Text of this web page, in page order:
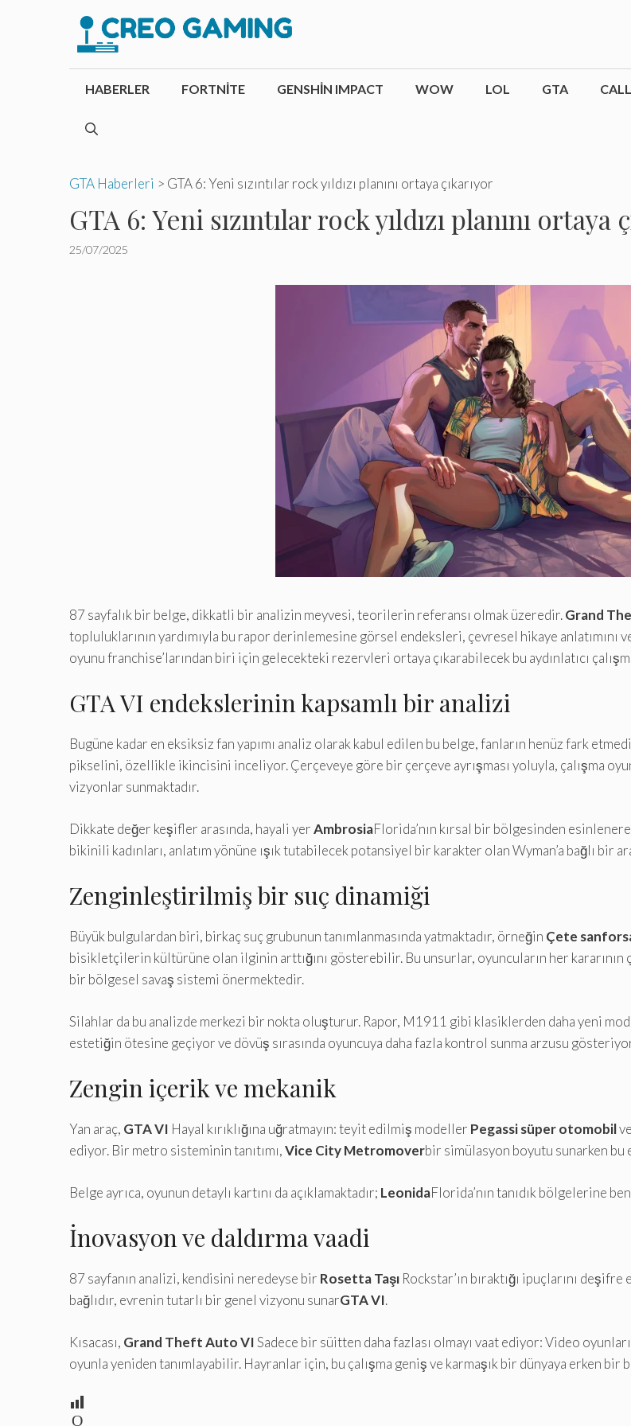
HABERLER FORTNITE GENSHIN IMPACT WOW LOL GTA
GTA Haberleri > GTA 6: Yeni sızıntılar rock yıldızı planını ortaya çıkarıyor
GTA 6: Yeni sızıntılar rock yıldızı planını ortaya
25/07/2025
87 sayfalık bir belge, dikkatli bir analizin meyvesi, teorilerin referansı olmak üzeredir.Grand
topluluklarının yardımıyla bu rapor derinlemesine görsel endeksleri, çevresel hikaye anlatımını
oyunu franchise’larından biri için gelecekteki rezervleri ortaya çıkarabilecek bu aydınlatıcı
GTA VI endekslerinin kapsamlı bir analizi
Bugüne kadar en eksiksiz fan yapımı analiz olarak kabul edilen bu belge, fanların henüz fark
pikselini, özellikle ikincisini inceliyor. Çerçeveye göre bir çerçeve ayrışması yoluyla, çalışma
vizyonlar sunmaktadır.
Dikkate değer keşifler arasında, hayali yerAmbrosiaFlorida’nın kırsal bir bölgesinden
bikinili kadınları, anlatım yönüne ışık tutabilecek potansiyel bir karakter olan Wyman’a bağlı bir
Zenginleştirilmiş bir suç dinamiği
Büyük bulgulardan biri, birkaç suç grubunun tanımlanmasında yatmaktadır, örneğin Çete
bisikletçilerin kültürüne olan ilginin arttığını gösterebilir. Bu unsurlar, oyuncuların her
bir bölgesel savaş sistemi önermektedir.
Silahlar da bu analizde merkezi bir nokta oluşturur. Rapor, M1911 gibi klasiklerden daha yeni
estetiğin ötesine geçiyor ve dövüş sırasında oyuncuya daha fazla kontrol sunma arzusu
Zengin içerik ve mekanik
Yan araç, GTA VI Hayal kırıklığına uğratmayın: teyit edilmiş modeller Pegassi süper otomobilve
ediyor. Bir metro sisteminin tanıtımı,Vice City Metromoverbir simülasyon boyutu sunarken
Belge ayrıca, oyunun detaylı kartını da açıklamaktadır; LeonidaFlorida’nın tanıdık bölgelerine
İnovasyon ve daldırma vaadi
87 sayfanın analizi, kendisini neredeyse bir Rosetta Taşı Rockstar’ın bıraktığı ipuçlarını
bağlıdır, evrenin tutarlı bir genel vizyonu sunarGTA VI.
Kısacası, Grand Theft Auto VISadece bir süitten daha fazlası olmayı vaat ediyor: Video
oyunla yeniden tanımlayabilir. Hayranlar için, bu çalışma geniş ve karmaşık bir dünyaya erken
O